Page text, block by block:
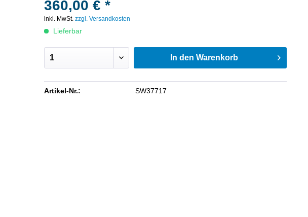
360,00 € *
inkl. MwSt.zzgl. Versandkosten
Lieferbar
In den Warenkorb
Artikel-Nr.: SW37717